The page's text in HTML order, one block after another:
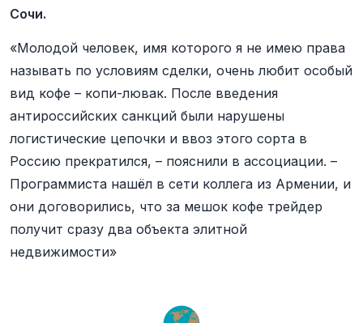
Сочи.
«Молодой человек, имя которого я не имею права
называть по условиям сделки, очень любит особый
вид кофе – копи-лювак. После введения
антироссийских санкций были нарушены
логистические цепочки и ввоз этого сорта в
Россию прекратился, – пояснили в ассоциации. –
Программиста нашёл в сети коллега из Армении, и
они договорились, что за мешок кофе трейдер
получит сразу два объекта элитной
недвижимости»